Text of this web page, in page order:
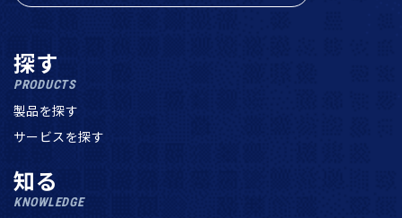
探す
PRODUCTS
製品を探す
サービスを探す
知る
KNOWLEDGE